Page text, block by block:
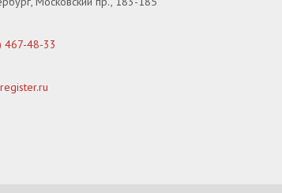
467-48-33